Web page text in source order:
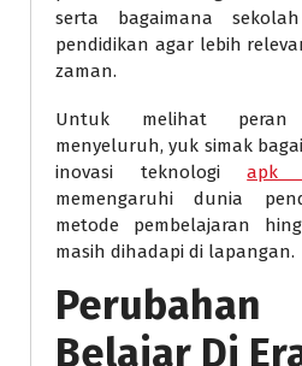
serta bagaimana
pendidikan agar lebih
zaman.
Untuk melihat peran
menyeluruh, yuk simak
inovasi teknologiapk
memengaruhi dunia
metode pembelajaran
masih dihadapi di lapangan.
Belajar Di